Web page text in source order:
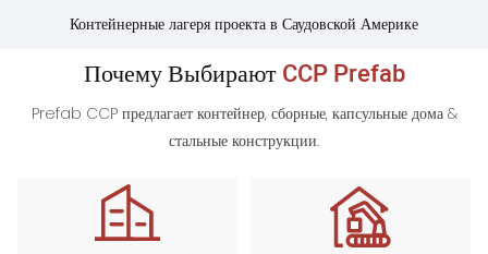
Контейнерные лагеря проекта в Саудовской Америке
Почему ВыбираютCCP Prefab
Prefab CCP предлагает контейнер, сборные, капсульные дома &
стальные конструкции.